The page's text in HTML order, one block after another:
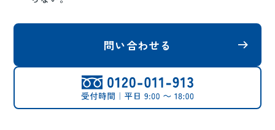
問い合わせる